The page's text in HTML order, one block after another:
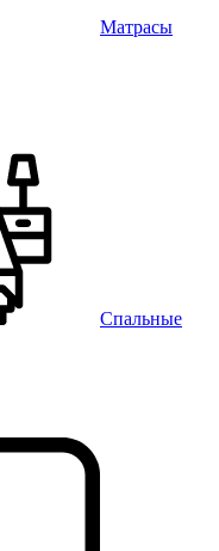
Матрасы
Спальные